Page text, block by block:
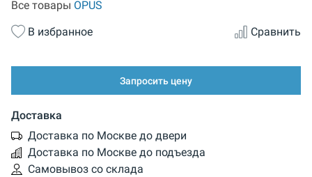
Все товары OPUS
В избранное
Сравнить
Запросить цену
Доставка
Доставка по Москве до двери
Доставка по Москве до подъезда
Самовывоз со склада